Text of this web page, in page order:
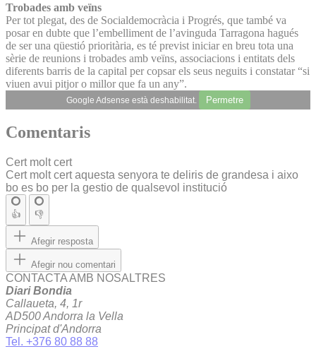
Trobades amb veïns
Per tot plegat, des de Socialdemocràcia i Progrés, que també va
posar en dubte que l’embelliment de l’avinguda Tarragona hagués
de ser una qüestió prioritària, es té previst iniciar en breu tota una
sèrie de reunions i trobades amb veïns, associacions i entitats dels
diferents barris de la capital per copsar els seus neguits i constatar “si
viuen avui pitjor o millor que fa un any”.
Google Adsense està deshabilitat. Permetre
Comentaris
Cert molt cert
Cert molt cert aquesta senyora te deliris de grandesa i aixo
bo es bo per la gestio de qualsevol institució
👍 👎
Afegir resposta
Afegir nou comentari
CONTACTA AMB NOSALTRES
Diari Bondia
Callaueta, 4, 1r
AD500 Andorra la Vella
Principat d'Andorra
Tel. +376 80 88 88